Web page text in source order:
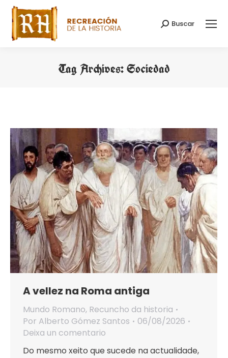
Search:
Buscar
Tag Archives:Sociedad
A vellez na Roma antiga
Mundo Romano, Recuncho da historia
Por Alberto Gómez Santos
06/08/2026
Deixa un comentario
Do mesmo xeito que sucede na actualidade,